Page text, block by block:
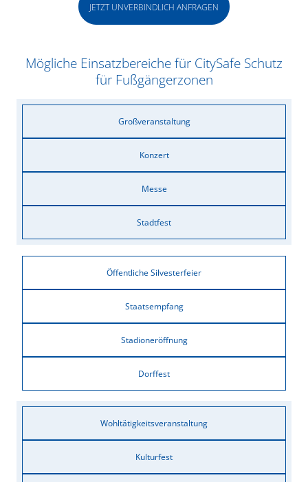
JETZT UNVERBINDLICH ANFRAGEN
Mögliche Einsatzbereiche für CitySafe Schutz
für Fußgängerzonen
Großveranstaltung
Konzert
Messe
Stadtfest
Öffentliche Silvesterfeier
Staatsempfang
Stadioneröffnung
Dorffest
Wohltätigkeitsveranstaltung
Kulturfest